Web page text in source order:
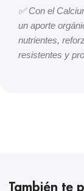
✅ Con el
un aporte
nutrientes,
resistentes y
También te